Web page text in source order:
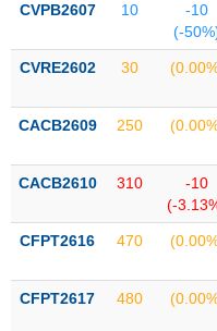
Phân
kỹ
Hồ
doanh
nghiệp
Tin
tức
kiện
CVPB2607 10
-10
(-
CVRE2602 30
CACB2609 250
CACB2610 310
-10
(-
CFPT2616 470
CFPT2617 480
NGUYÊN
LIỆU